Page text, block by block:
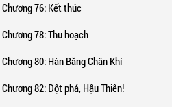
Chương 76: Kết thúc
Chương 78: Thu hoạch
Chương 80: Hàn Băng Chân Khí
Chương 82: Đột phá, Hậu Thiên!